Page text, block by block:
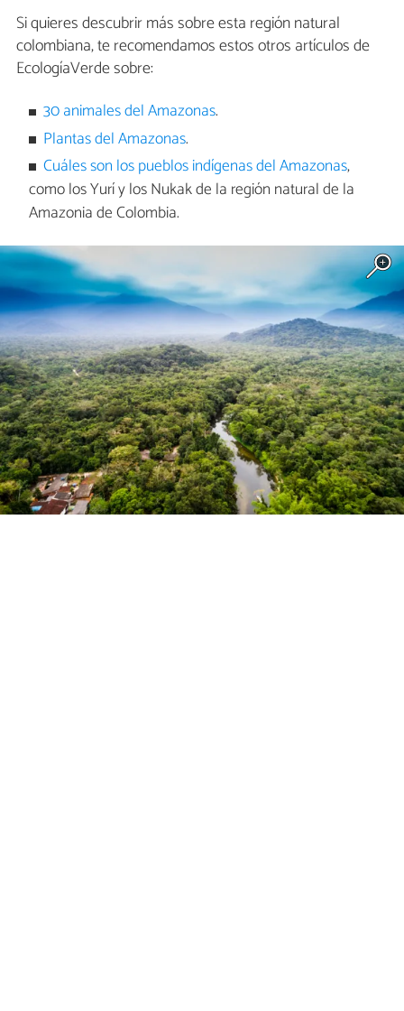
Si quieres descubrir más sobre esta región natural
colombiana, te recomendamos estos otros artículos de
EcologíaVerde sobre:
30 animales del Amazonas.
Plantas del Amazonas.
Cuáles son los pueblos indígenas del Amazonas,
como los Yurí y los Nukak de la región natural de la
Amazonia de Colombia.